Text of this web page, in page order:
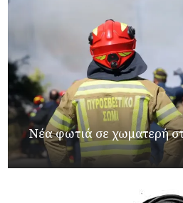
Νέα φωτιά σε χωματερή